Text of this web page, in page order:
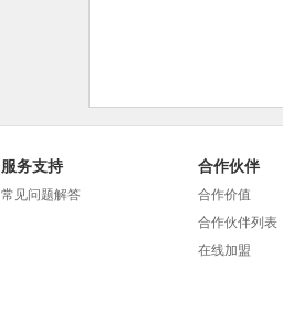
服务支持
常见问题解答
合作伙伴
合作价值
合作伙伴列表
在线加盟